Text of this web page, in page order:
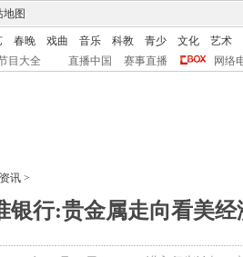
地图
春晚 戏曲 音乐 科教 青少 文化
艺术
目大全 直播中国 赛事直播 网络
讯 >
银行:贵金属走向看美经